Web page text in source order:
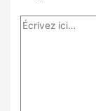
Écrivez